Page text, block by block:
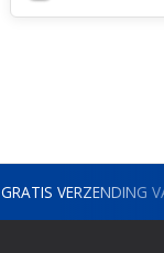
GRATIS VERZENDING